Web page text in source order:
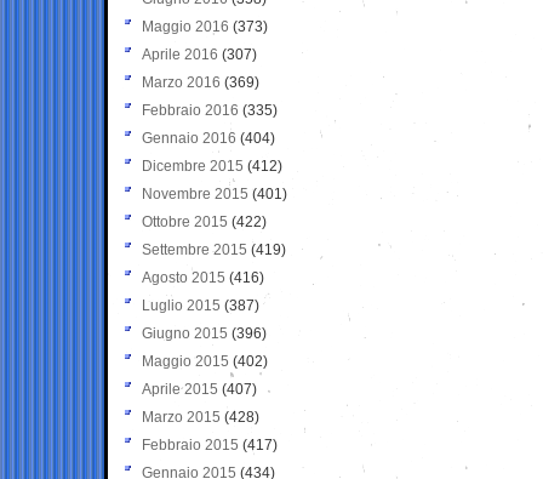
Maggio 2016 (373)
Aprile 2016 (307)
Marzo 2016 (369)
Febbraio 2016 (335)
Gennaio 2016 (404)
Dicembre 2015 (412)
Novembre 2015 (401)
Ottobre 2015 (422)
Settembre 2015 (419)
Agosto 2015 (416)
Luglio 2015 (387)
Giugno 2015 (396)
Maggio 2015 (402)
Aprile 2015 (407)
Marzo 2015 (428)
Febbraio 2015 (417)
Gennaio 2015 (434)